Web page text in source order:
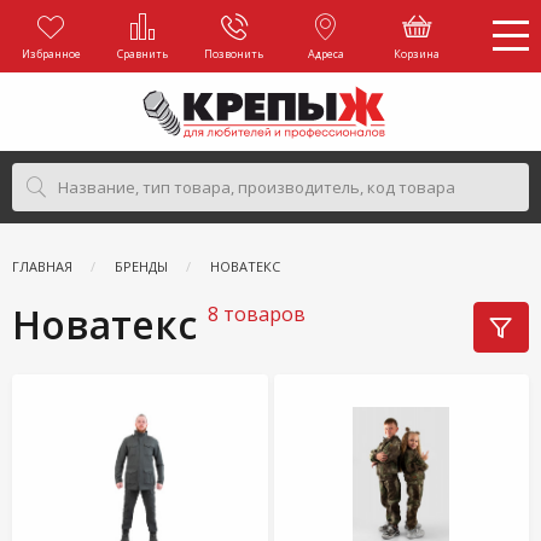
Избранное Сравнить Позвонить Адреса Корзина
ГЛАВНАЯ БРЕНДЫ НОВАТЕКС
Новатекс 8 товаров